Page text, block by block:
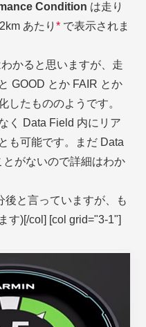
Condition は走り
あたり* で表示されま
かると思いますが、走
GOOD とか FAIR とか
したもののようです。
く Data Field 内にリア
も可能です。まだ Data
がないので詳細はわか
後と言っていますが、も
す)[/col] [col grid="3-1"]